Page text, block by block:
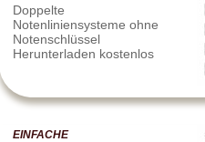
Doppelte
Notenliniensysteme ohne
Notenschlüssel
Herunterladen kostenlos
EINFACHE